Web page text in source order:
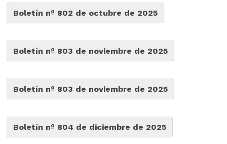
Boletín nº 802 de octubre de 2025
Boletín nº 803 de noviembre de 2025
Boletín nº 803 de noviembre de 2025
Boletín nº 804 de diciembre de 2025